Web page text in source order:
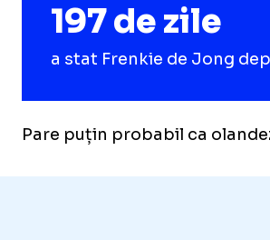
197 de zile
a stat Frenkie de Jong
Pare puțin probabil ca